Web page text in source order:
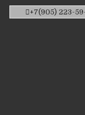
+7(905) 223-